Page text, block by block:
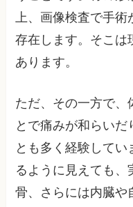
上、画像検査で手術
存在します。そこは
あります。
ただ、その一方で、
とで痛みが和らいだ
とも多く経験して
るように見えても
骨、さらには内臓や